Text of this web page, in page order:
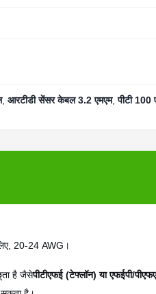
, आरटीडी सेंसर केबल 3.2 एमएम,पीटी
20-24 AWG।
है जैसेपीटीएफई (टेफ्लॉन) या एफईपी/पीएफए